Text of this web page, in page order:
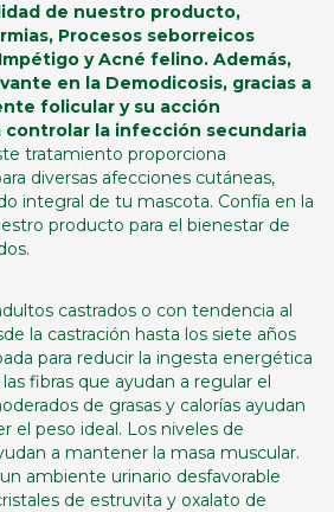
de nuestro producto,
Procesos seborreicos
y Acné felino. Además,
en la Demodicosis, gracias a
folicular y su acción
controlar la infección secundaria
tratamiento proporciona
diversas afecciones cutáneas,
integral de tu mascota. Confía en la
producto para el bienestar de
castrados o con tendencia al
la castración hasta los siete años
para reducir la ingesta energética
fibras que ayudan a regular el
de grasas y calorías ayudan
el peso ideal. Los niveles de
a mantener la masa muscular.
ambiente urinario desfavorable
de estruvita y oxalato de